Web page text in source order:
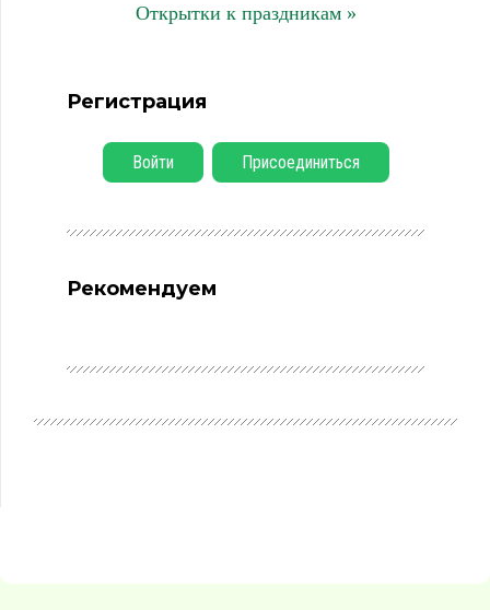
Открытки к праздникам »
Регистрация
Войти Присоединиться
Рекомендуем